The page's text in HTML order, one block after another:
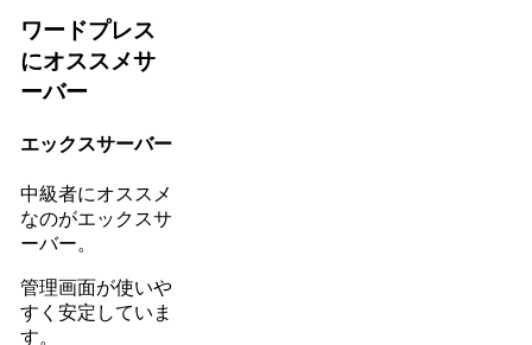
ワードプレス
にオススメサ
ーバー
エックスサーバー
中級者にオススメ
なのがエックスサ
ーバー。
管理画面が使いや
すく安定していま
す。